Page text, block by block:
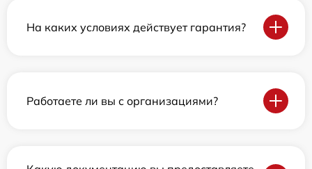
На каких условиях действует гарантия?
Работаете ли вы с организациями?